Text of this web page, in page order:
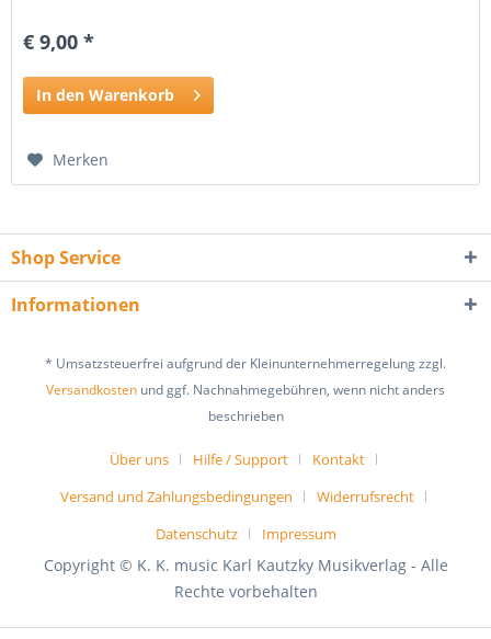
€ 9,00 *
In den Warenkorb
Merken
Shop Service
Informationen
* Umsatzsteuerfrei aufgrund der Kleinunternehmerregelung zzgl.
Versandkosten und ggf. Nachnahmegebühren, wenn nicht anders
beschrieben
Über uns Hilfe / Support
Kontakt
Versand und Zahlungsbedingungen
Widerrufsrecht
Datenschutz
Impressum
Copyright © K. K. music Karl Kautzky Musikverlag - Alle
Rechte vorbehalten